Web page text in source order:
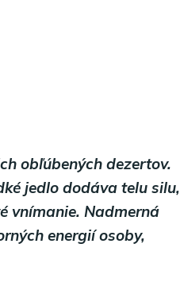
obľúbených dezertov.
jedlo dodáva telu silu,
vnímanie. Nadmerná
energií osoby,